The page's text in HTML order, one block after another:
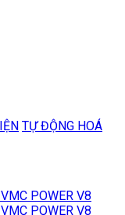
TỰ ĐỘNG HOÁ
POWER V8
POWER V8